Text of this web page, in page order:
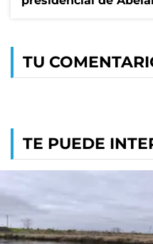
TU
TE PUEDE